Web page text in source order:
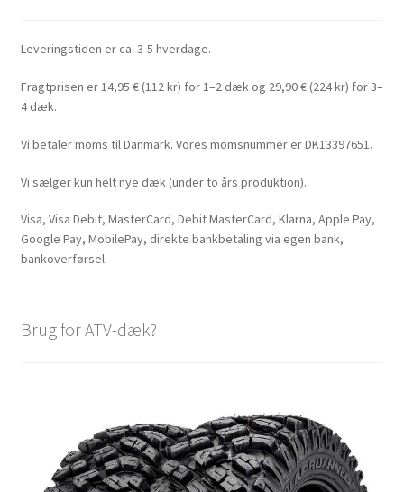
Leveringstiden er ca. 3-5 hverdage.
Fragtprisen er 14,95 € (112 kr) for 1–2 dæk og 29,90 € (224 kr) for 3–
4 dæk.
Vi betaler moms til Danmark. Vores momsnummer er DK13397651.
Vi sælger kun helt nye dæk (under to års produktion).
Visa, Visa Debit, MasterCard, Debit MasterCard, Klarna, Apple Pay,
Google Pay, MobilePay, direkte bankbetaling via egen bank,
bankoverførsel.
Brug for ATV-dæk?